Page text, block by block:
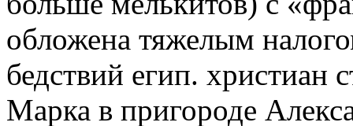
обложена тяжелым
бедствий егип. христиан
Марка в пригороде